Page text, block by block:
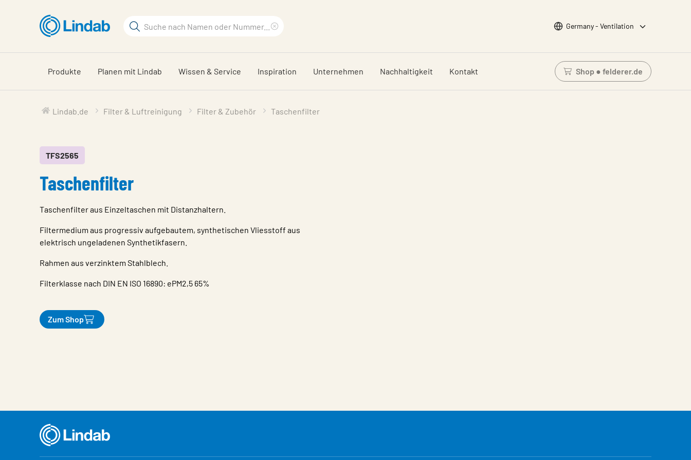
Hauptinhalt
Suchbegriff
durchsuchen
löschen
Wähle Sprache
Germany - Ventilation
Produkte Planen mit Lindab Wissen & Service Inspiration Unternehmen Nachhaltigkeit Kontakt Shop ● felderer.de
Einloggen um den
Lindab.de Filter & Luftreinigung Filter & Zubehör Taschenfilter
TFS2565
Taschenfilter
Taschenfilter aus Einzeltaschen mit Distanzhaltern.
Filtermedium aus progressiv aufgebautem, synthetischen Vliesstoff aus
elektrisch ungeladenen Synthetikfasern.
Rahmen aus verzinktem Stahlblech.
Filterklasse nach DIN EN ISO 16890: ePM2,5 65%
Zum Shop